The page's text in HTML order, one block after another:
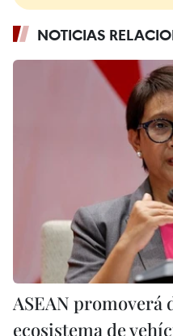
NOTICIAS
ASEAN promoverá
ecosistema de